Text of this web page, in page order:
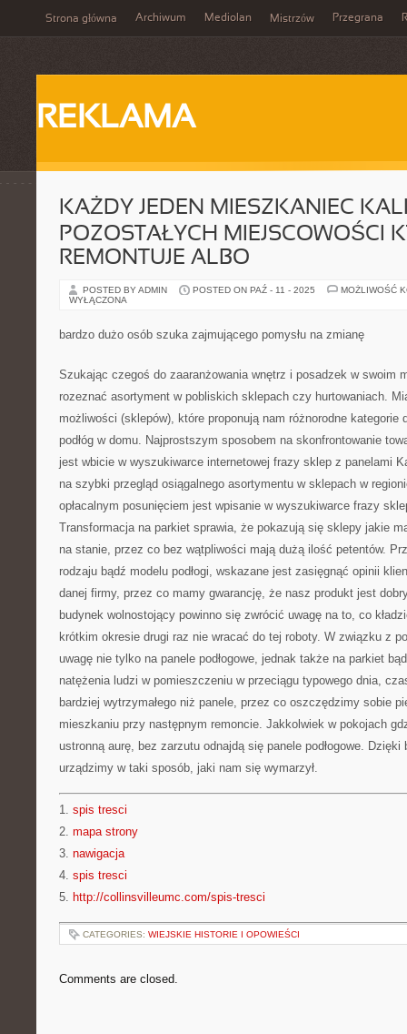
Strona główna Archiwum Mediolan Mistrzów Przegrana
REKLAMA
KAŻDY JEDEN MIESZKANIEC
POZOSTAŁYCH MIEJSCOWOŚCI
REMONTUJE ALBO
POSTED BY ADMIN POSTED ON PAŹ - 11 - 2025
MOŻLIWOŚĆ
WYŁĄCZONA
bardzo dużo osób szuka zajmującego pomysłu na zmianę
Szukając czegoś do zaaranżowania wnętrz i posadzek w swoim
rozeznać asortyment w pobliskich sklepach czy hurtowaniach.
możliwości (sklepów), które proponują nam różnorodne kategorie
podłóg w domu. Najprostszym sposobem na skonfrontowanie
jest wbicie w wyszukiwarce internetowej frazy sklep z panelami
na szybki przegląd osiągalnego asortymentu w sklepach w
opłacalnym posunięciem jest wpisanie w wyszukiwarce frazy
Transformacja na parkiet sprawia, że pokazują się sklepy jakie
na stanie, przez co bez wątpliwości mają dużą ilość petentów.
rodzaju bądź modelu podłogi, wskazane jest zasięgnąć opinii
danej firmy, przez co mamy gwarancję, że nasz produkt jest
budynek wolnostojący powinno się zwrócić uwagę na to, co
krótkim okresie drugi raz nie wracać do tej roboty. W związku z
uwagę nie tylko na panele podłogowe, jednak także na parkiet
natężenia ludzi w pomieszczeniu w przeciągu typowego dnia,
bardziej wytrzymałego niż panele, przez co oszczędzimy sobie
mieszkaniu przy następnym remoncie. Jakkolwiek w pokojach
ustronną aurę, bez zarzutu odnajdą się panele podłogowe. Dzięki
urządzimy w taki sposób, jaki nam się wymarzył.
1. spis tresci
2. mapa strony
3. nawigacja
4. spis tresci
5. http://collinsvilleumc.com/spis-tresci
CATEGORIES: WIEJSKIE HISTORIE I OPOWIEŚCI
Comments are closed.